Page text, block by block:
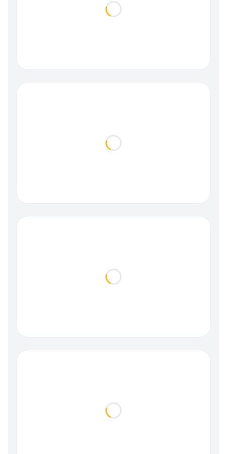
Loading...
Loading...
Loading...
Loading...